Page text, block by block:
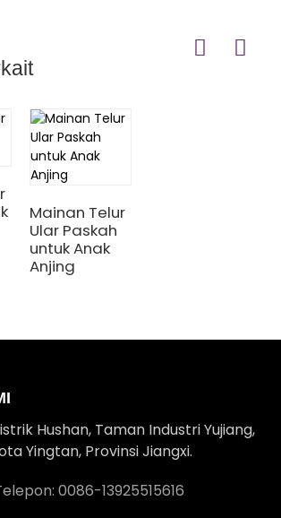
Mainan Telur
Ular Paskah
untuk Anak
Anjing
Hushan, Taman Industri Yujiang,
Yingtan, Provinsi Jiangxi.
0086-13925515616